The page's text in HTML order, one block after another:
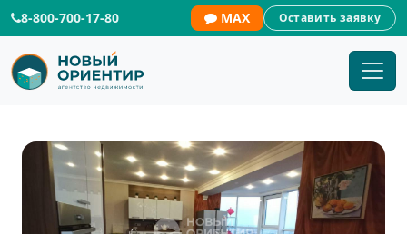
8-800-700-17-80 MAX Оставить заявку